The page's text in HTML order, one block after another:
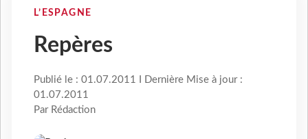
L’ESPAGNE
Repères
Publié le : 01.07.2011 I Dernière Mise à jour :
01.07.2011
Par Rédaction